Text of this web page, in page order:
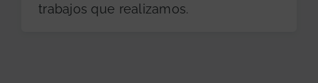
trabajos que realizamos.